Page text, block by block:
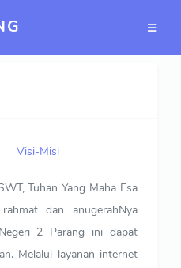
Visi-Misi
Tuhan Yang Maha Esa
dan anugerahNya
2 Parang ini dapat
Melalui layanan internet